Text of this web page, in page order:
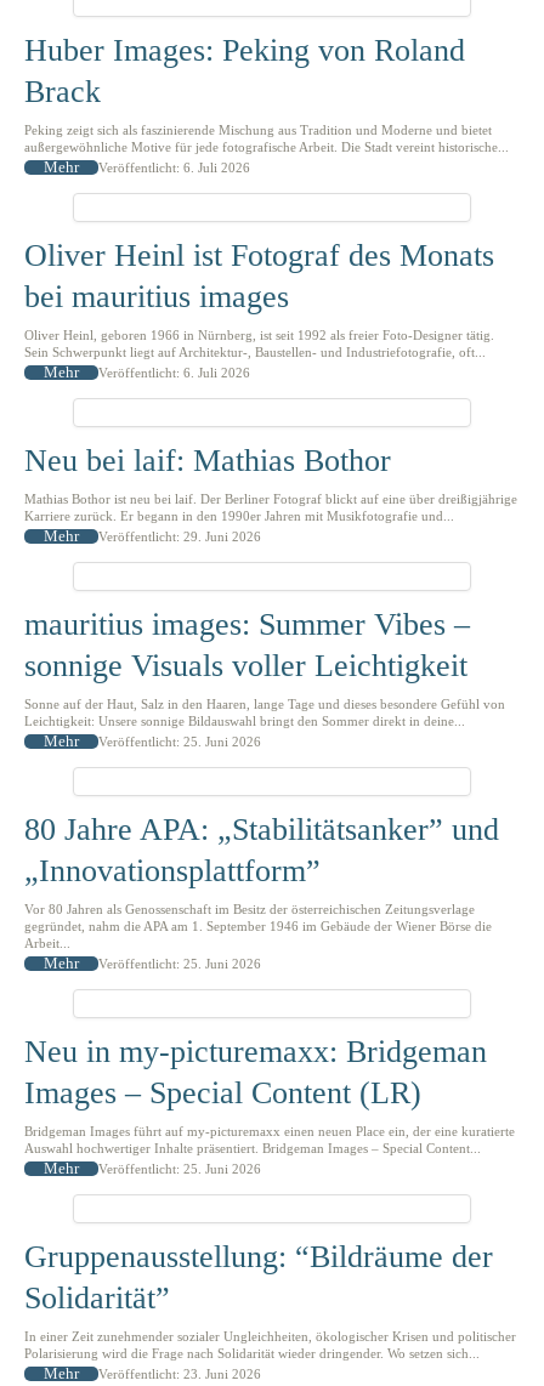
Huber Images: Peking von Roland
Brack
Peking zeigt sich als faszinierende Mischung aus Tradition und Moderne und bietet
außergewöhnliche Motive für jede fotografische Arbeit. Die Stadt vereint historische...
Mehr Veröffentlicht: 6. Juli 2026
Oliver Heinl ist Fotograf des Monats
bei mauritius images
Oliver Heinl, geboren 1966 in Nürnberg, ist seit 1992 als freier Foto-Designer tätig.
Sein Schwerpunkt liegt auf Architektur-, Baustellen- und Industriefotografie, oft...
Mehr Veröffentlicht: 6. Juli 2026
Neu bei laif: Mathias Bothor
Mathias Bothor ist neu bei laif. Der Berliner Fotograf blickt auf eine über dreißigjährige
Karriere zurück. Er begann in den 1990er Jahren mit Musikfotografie und...
Mehr Veröffentlicht: 29. Juni 2026
mauritius images: Summer Vibes –
sonnige Visuals voller Leichtigkeit
Sonne auf der Haut, Salz in den Haaren, lange Tage und dieses besondere Gefühl von
Leichtigkeit: Unsere sonnige Bildauswahl bringt den Sommer direkt in deine...
Mehr Veröffentlicht: 25. Juni 2026
80 Jahre APA: „Stabilitätsanker” und
„Innovationsplattform”
Vor 80 Jahren als Genossenschaft im Besitz der österreichischen Zeitungsverlage
gegründet, nahm die APA am 1. September 1946 im Gebäude der Wiener Börse die
Arbeit...
Mehr Veröffentlicht: 25. Juni 2026
Neu in my-picturemaxx: Bridgeman
Images – Special Content (LR)
Bridgeman Images führt auf my-picturemaxx einen neuen Place ein, der eine kuratierte
Auswahl hochwertiger Inhalte präsentiert. Bridgeman Images – Special Content...
Mehr Veröffentlicht: 25. Juni 2026
Gruppenausstellung: “Bildräume der
Solidarität”
In einer Zeit zunehmender sozialer Ungleichheiten, ökologischer Krisen und politischer
Polarisierung wird die Frage nach Solidarität wieder dringender. Wo setzen sich...
Mehr Veröffentlicht: 23. Juni 2026